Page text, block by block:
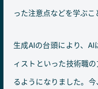
った注意点などを学ぶこ
⽣成AIの台頭により、
ィストといった技術職
るようになりました。